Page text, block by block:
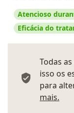
Atencioso
Eficácia do
Todas
isso os
para
mais.